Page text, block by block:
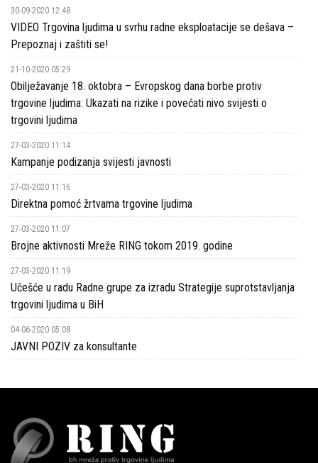
30-09-2020 12:48
VIDEO Trgovina ljudima u svrhu radne eksploatacije se dešava –
Prepoznaj i zaštiti se!
21-10-2020 05:29
Obilježavanje 18. oktobra – Evropskog dana borbe protiv
trgovine ljudima: Ukazati na rizike i povećati nivo svijesti o
trgovini ljudima
27-03-2020 11:14
Kampanje podizanja svijesti javnosti
27-03-2020 11:16
Direktna pomoć žrtvama trgovine ljudima
27-03-2020 11:07
Brojne aktivnosti Mreže RING tokom 2019. godine
27-03-2020 11:19
Učešće u radu Radne grupe za izradu Strategije suprotstavljanja
trgovini ljudima u BiH
04-06-2020 05:08
JAVNI POZIV za konsultante